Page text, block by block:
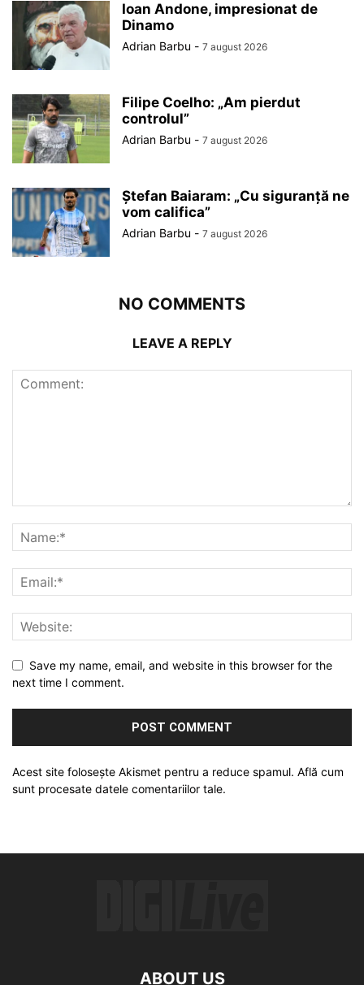
Ioan Andone, impresionat de
Dinamo
Adrian Barbu - 7 august 2026
Filipe Coelho: „Am pierdut
controlul”
Adrian Barbu - 7 august 2026
Ștefan Baiaram: „Cu siguranță ne
vom califica”
Adrian Barbu - 7 august 2026
NO COMMENTS
LEAVE A REPLY
Save my name, email, and website in this browser for the
next time I comment.
Acest site folosește Akismet pentru a reduce spamul. Află cum
sunt procesate datele comentariilor tale.
ABOUT US